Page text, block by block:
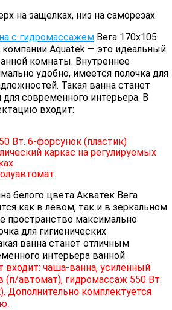
на защелках, низ на саморезах.
с гидромассажем Вега 170х105
компании Aquatek — это идеальный
комнаты. Внутреннее
удобно, имеется полочка для
Такая ванна станет
современного интерьера. В
входит:
Вт. 6-форсунок (пластик)
каркас на регулируемых
белого цвета Акватек Вега
как в левом, так и в зеркальном
пространство максимально
для гигиенических
ванна станет отличным
интерьера ванной
входит: чаша-ванна, усиленный
(п/автомат), гидромассаж 550 Вт.
Дополнительно комплектуется